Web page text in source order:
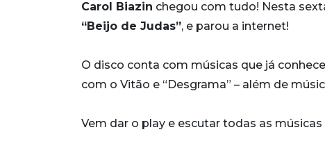
Carol Biazin chegou com tudo! Nesta
“Beijo de Judas”, e parou a internet!
O disco conta com músicas que já
com o Vitão e “Desgrama” – além de
Vem dar o play e escutar todas as músicas